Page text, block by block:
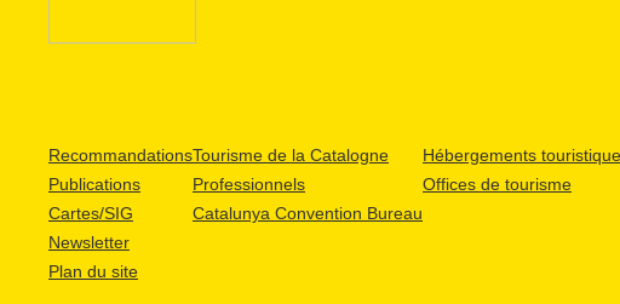
Recommandations
Publications
Cartes/SIG
Newsletter
Plan du site
Tourisme de la Catalogne
Professionnels
Catalunya Convention Bureau
Hébergements
Offices de tourisme